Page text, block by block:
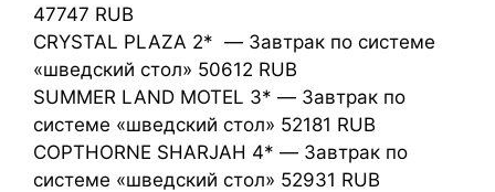
47747 RUB
CRYSTAL PLAZA 2* — Завтрак по системе
«шведский стол» 50612 RUB
SUMMER LAND MOTEL 3* — Завтрак по
системе «шведский стол» 52181 RUB
COPTHORNE SHARJAH 4* — Завтрак по
системе «шведский стол» 52931 RUB